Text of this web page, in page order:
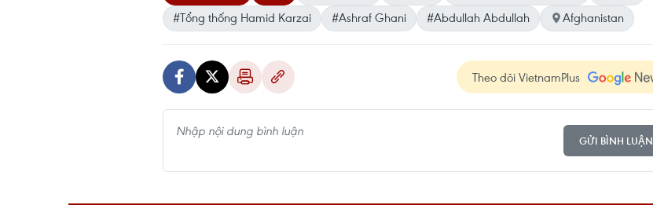
#Tổng thống Hamid Karzai
#Ashraf Ghani #Abdullah Abdullah Afghanistan
Theo dõi VietnamPlus
GỬI BÌNH LUẬN